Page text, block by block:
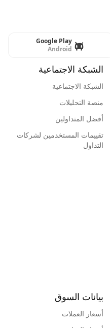
Google Play
Android
الشبكة الاجتماعية
الشبكة الاجتماعية
منصة التحليلات
أفضل المتداولين
تقييمات المستخدمين لشركات
التداول
بيانات السوق
أسعار العملات